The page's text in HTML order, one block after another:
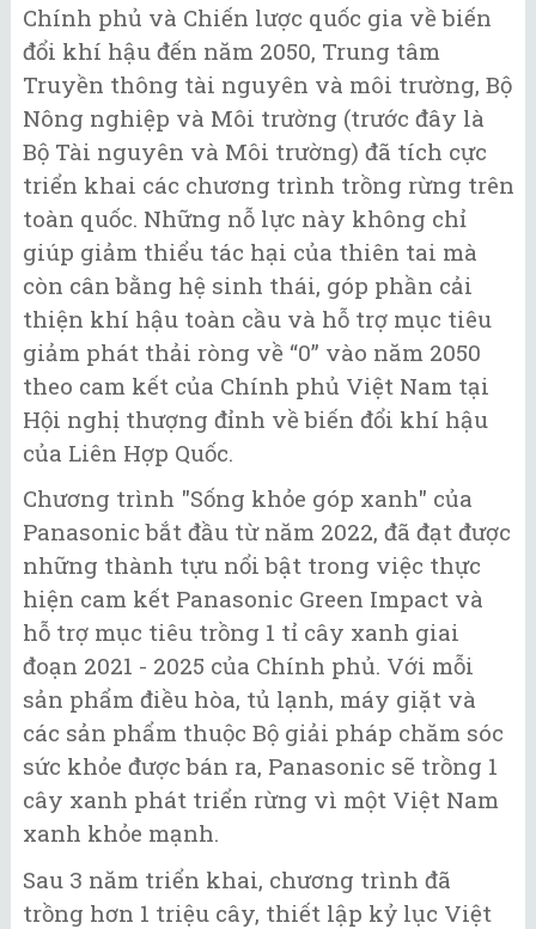
Chính phủ và Chiến lược quốc gia về biến
đổi khí hậu đến năm 2050, Trung tâm
Truyền thông tài nguyên và môi trường, Bộ
Nông nghiệp và Môi trường (trước đây là
Bộ Tài nguyên và Môi trường) đã tích cực
triển khai các chương trình trồng rừng trên
toàn quốc. Những nỗ lực này không chỉ
giúp giảm thiểu tác hại của thiên tai mà
còn cân bằng hệ sinh thái, góp phần cải
thiện khí hậu toàn cầu và hỗ trợ mục tiêu
giảm phát thải ròng về “0” vào năm 2050
theo cam kết của Chính phủ Việt Nam tại
Hội nghị thượng đỉnh về biến đổi khí hậu
của Liên Hợp Quốc.
Chương trình "Sống khỏe góp xanh" của
Panasonic bắt đầu từ năm 2022, đã đạt được
những thành tựu nổi bật trong việc thực
hiện cam kết Panasonic Green Impact và
hỗ trợ mục tiêu trồng 1 tỉ cây xanh giai
đoạn 2021 - 2025 của Chính phủ. Với mỗi
sản phẩm điều hòa, tủ lạnh, máy giặt và
các sản phẩm thuộc Bộ giải pháp chăm sóc
sức khỏe được bán ra, Panasonic sẽ trồng 1
cây xanh phát triển rừng vì một Việt Nam
xanh khỏe mạnh.
Sau 3 năm triển khai, chương trình đã
trồng hơn 1 triệu cây, thiết lập kỷ lục Việt